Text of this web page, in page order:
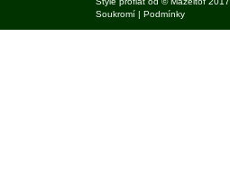
Soukromí | Podmínky